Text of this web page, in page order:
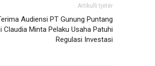
Artikulli tjetër
Audiensi PT Gunung Puntang
Claudia Minta Pelaku Usaha Patuhi
Regulasi Investasi